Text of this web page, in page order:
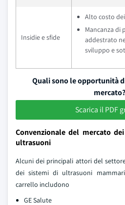
Insidie e sfide
Alto costo
Mancanza di
addestrato
sviluppo e
Quali sono le opportunità
mercato?
Scarica il PDF
Convenzionale del mercato
ultrasuoni
Alcuni dei principali attori del
dei sistemi di ultrasuoni
carrello includono
GE Salute